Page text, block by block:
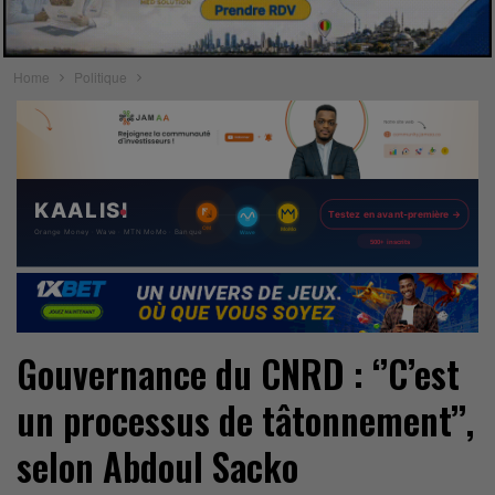
Home Politique
Gouvernance du CNRD : ‘’C’est
un processus de tâtonnement’’,
selon Abdoul Sacko